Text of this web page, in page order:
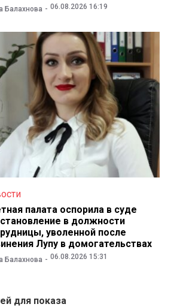
Балахнова 06.08.2026 16:19
палата оспорила в суде
в должности
уволенной после
Лупу в домогательствах
Балахнова 06.08.2026 15:31
для показа